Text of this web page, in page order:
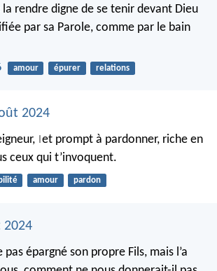
rendre digne de se tenir devant Dieu
par sa Parole, comme par le bain
amour épurer relations
2024
et prompt à pardonner, riche en
ceux qui t’invoquent.
amour pardon
2024
pas épargné son propre Fils, mais l’a